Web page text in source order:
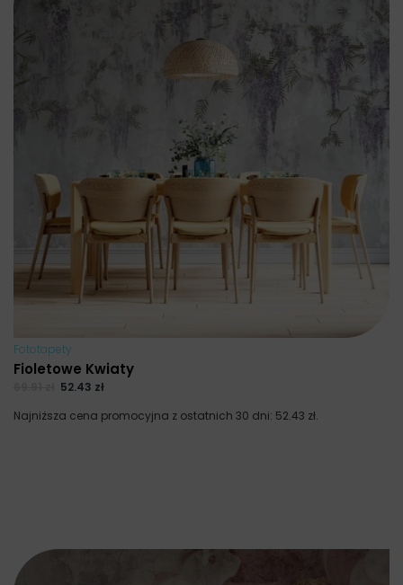
Fototapety
Fioletowe Kwiaty
52.43 zł
Najniższa cena promocyjna z ostatnich 30 dni: 52.43 zł.